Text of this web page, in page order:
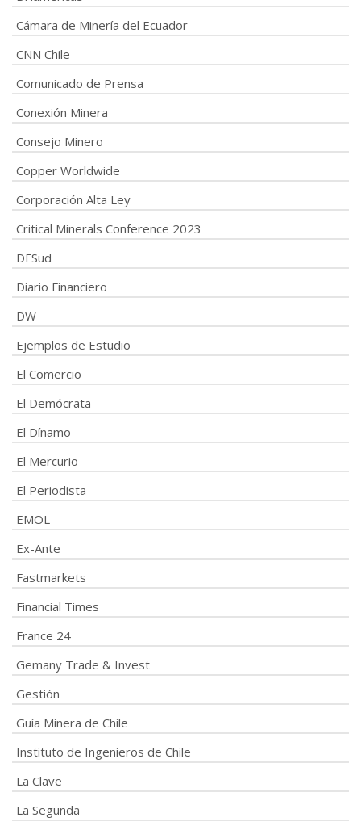
Cámara de Minería del Ecuador
CNN Chile
Comunicado de Prensa
Conexión Minera
Consejo Minero
Copper Worldwide
Corporación Alta Ley
Critical Minerals Conference 2023
DFSud
Diario Financiero
DW
Ejemplos de Estudio
El Comercio
El Demócrata
El Dínamo
El Mercurio
El Periodista
EMOL
Ex-Ante
Fastmarkets
Financial Times
France 24
Gemany Trade & Invest
Gestión
Guía Minera de Chile
Instituto de Ingenieros de Chile
La Clave
La Segunda